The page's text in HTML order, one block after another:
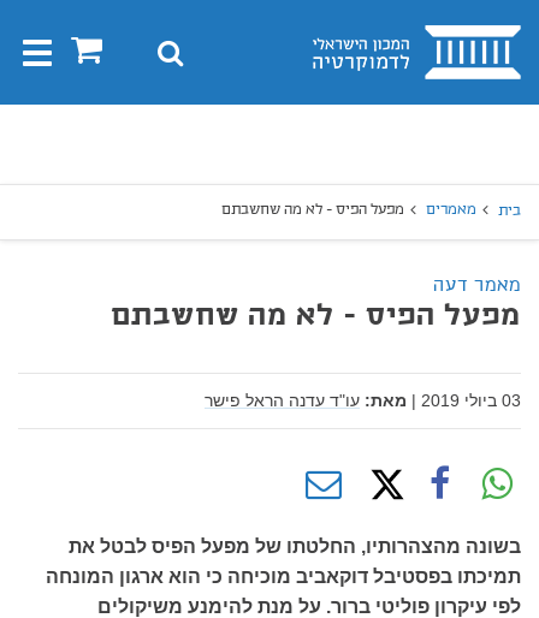
בית 0 חיפוש
בית מאמרים מפעל הפיס - לא מה שחשבתם
מאמר דעה
מפעל הפיס - לא מה שחשבתם
03 ביולי 2019 | מאת: עו"ד עדנה הראל פישר
בשונה מהצהרותיו, החלטתו של מפעל הפיס לבטל את
תמיכתו בפסטיבל דוקאביב מוכיחה כי הוא ארגון המונחה
לפי עיקרון פוליטי ברור. על מנת להימנע משיקולים